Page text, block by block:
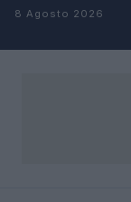
Salta al contenuto
8 Agosto 2026